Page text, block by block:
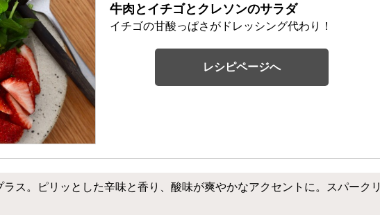
牛肉とイチゴとクレソンのサラダ
イチゴの甘酸っぱさがドレッシング代わり！
レシピページへ
ス。ピリッとした辛味と香り、酸味が爽やかなアクセントに。スパークリ